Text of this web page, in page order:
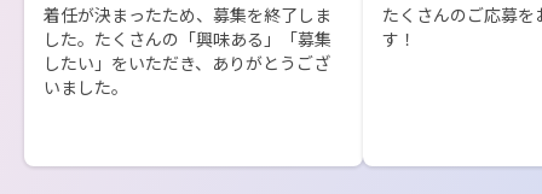
着任が決まったため、募集を終了しま
した。たくさんの「興味ある」「募集
したい」をいただき、ありがとうござ
いました。
たくさんのご応募
す！